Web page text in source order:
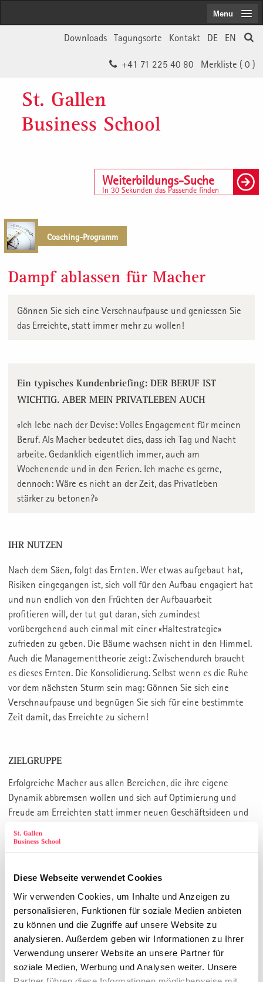
Diese Webseite verwendet Cookies
Wir verwenden Cookies, um Inhalte und Anzeigen zu
personalisieren, Funktionen für soziale Medien anbieten
zu können und die Zugriffe auf unsere Website zu
analysieren. Außerdem geben wir Informationen zu Ihrer
Verwendung unserer Website an unsere Partner für
soziale Medien, Werbung und Analysen weiter. Unsere
EN
DE
Kontakt
Tagungsorte
Downloads
Merkliste ( 0 )
+41 71 225 40 80
St. Gallen
Business School
Weiterbildungs-Suche
In 30 Sekunden das Passende finden
Menu
Coaching-Programm
Dampf ablassen für Macher
Gönnen Sie sich eine Verschnaufpause und geniessen Sie
das Erreichte, statt immer mehr zu wollen!
Ein typisches Kundenbriefing: DER BERUF IST
WICHTIG. ABER MEIN PRIVATLEBEN AUCH
«Ich lebe nach der Devise: Volles Engagement für meinen
Beruf. Als Macher bedeutet dies, dass ich Tag und Nacht
arbeite. Gedanklich eigentlich immer, auch am
Wochenende und in den Ferien. Ich mache es gerne,
dennoch: Wäre es nicht an der Zeit, das Privatleben
stärker zu betonen?»
IHR NUTZEN
Nach dem Säen, folgt das Ernten. Wer etwas aufgebaut hat,
Risiken eingegangen ist, sich voll für den Aufbau engagiert hat
und nun endlich von den Früchten der Aufbauarbeit
profitieren will, der tut gut daran, sich zumindest
vorübergehend auch einmal mit einer «Haltestrategie»
zufrieden zu geben. Die Bäume wachsen nicht in den Himmel.
Auch die Managementtheorie zeigt: Zwischendurch braucht
es dieses Ernten. Die Konsolidierung. Selbst wenn es die Ruhe
vor dem nächsten Sturm sein mag: Gönnen Sie sich eine
Verschnaufpause und begnügen Sie sich für eine bestimmte
Zeit damit, das Erreichte zu sichern!
ZIELGRUPPE
Erfolgreiche Macher aus allen Bereichen, die ihre eigene
Dynamik abbremsen wollen und sich auf Optimierung und
Freude am Erreichten statt immer neuen Geschäftsideen und
THEMEN
Arbeiten
Das Schlimmste für meine Mitarbeitenden: Wenn ich
aus den «Ferien» zurückkomme
Jeder Tag eine neue Idee: Mein Durst nach Innovation
ist gigantisch
Mir geht es meist zu langsam, deswegen handle ich